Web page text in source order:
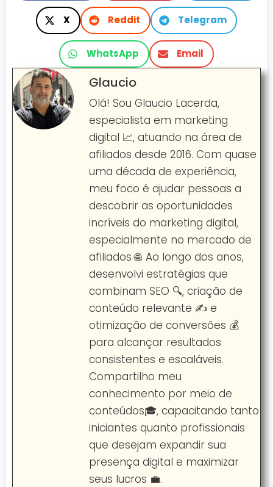
X Reddit Telegram
WhatsApp Email
Glaucio
Olá! Sou Glaucio Lacerda,
especialista em marketing
digital 📈, atuando na área de
afiliados desde 2016. Com quase
uma década de experiência,
meu foco é ajudar pessoas a
descobrir as oportunidades
incríveis do marketing digital,
especialmente no mercado de
afiliados 🌐. Ao longo dos anos,
desenvolvi estratégias que
combinam SEO 🔍, criação de
conteúdo relevante ✍️ e
otimização de conversões 💰
para alcançar resultados
consistentes e escaláveis.
Compartilho meu
conhecimento por meio de
conteúdos🎓, capacitando tanto
iniciantes quanto profissionais
que desejam expandir sua
presença digital e maximizar
seus lucros 💼.